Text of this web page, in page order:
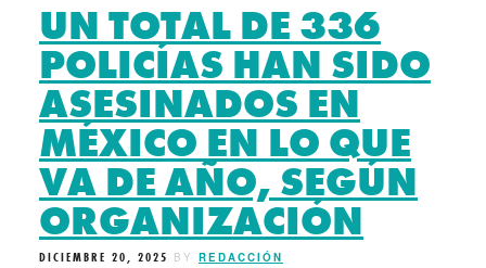
UN TOTAL DE 336
POLICÍAS HAN SIDO
ASESINADOS EN
MÉXICO EN LO QUE
VA DE AÑO, SEGÚN
ORGANIZACIÓN
DICIEMBRE 20, 2025 BY REDACCIÓN